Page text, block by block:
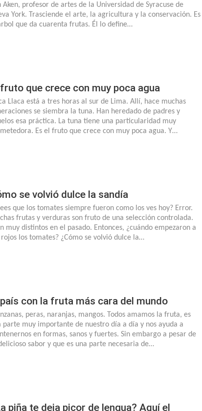
Aken, profesor de artes de la Universidad de Syracuse de
York. Trasciende el arte, la agricultura y la conservación. Es
que da cuarenta frutas. Él lo define…
que crece con muy poca agua
Llaca está a tres horas al sur de Lima. Allí, hace muchas
se siembra la tuna. Han heredado de padres y
esa práctica. La tuna tiene una particularidad muy
Es el fruto que crece con muy poca agua. Y…
se volvió dulce la sandía
que los tomates siempre fueron como los ves hoy? Error.
frutas y verduras son fruto de una selección controlada.
muy distintos en el pasado. Entonces, ¿cuándo empezaron a
rojos los tomates? ¿Cómo se volvió dulce la…
con la fruta más cara del mundo
peras, naranjas, mangos. Todos amamos la fruta, es
parte muy importante de nuestro día a día y nos ayuda a
en formas, sanos y fuertes. Sin embargo a pesar de
sabor y que es una parte necesaria de…
piña te deja picor de lengua? Aquí el